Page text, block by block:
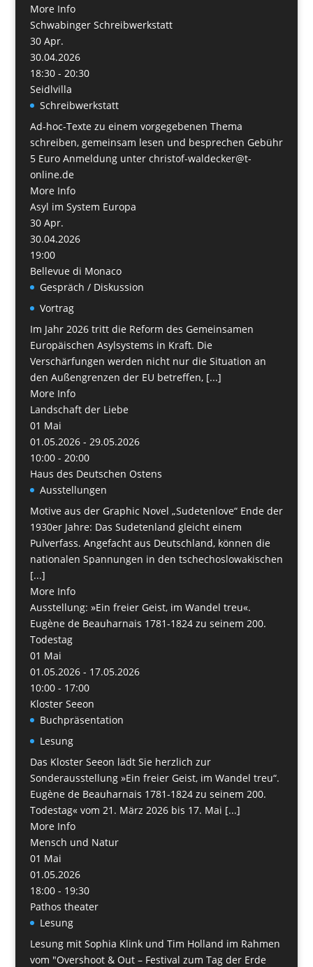
More Info
Schwabinger Schreibwerkstatt
30 Apr.
30.04.2026
18:30 - 20:30
Seidlvilla
Schreibwerkstatt
Ad-hoc-Texte zu einem vorgegebenen Thema
schreiben, gemeinsam lesen und besprechen Gebühr
5 Euro Anmeldung unter christof-waldecker@t-
online.de
More Info
Asyl im System Europa
30 Apr.
30.04.2026
19:00
Bellevue di Monaco
Gespräch / Diskussion
Vortrag
Im Jahr 2026 tritt die Reform des Gemeinsamen
Europäischen Asylsystems in Kraft. Die
Verschärfungen werden nicht nur die Situation an
den Außengrenzen der EU betreffen, [...]
More Info
Landschaft der Liebe
01 Mai
01.05.2026 - 29.05.2026
10:00 - 20:00
Haus des Deutschen Ostens
Ausstellungen
Motive aus der Graphic Novel „Sudetenlove“ Ende der
1930er Jahre: Das Sudetenland gleicht einem
Pulverfass. Angefacht aus Deutschland, können die
nationalen Spannungen in den tschechoslowakischen
[...]
More Info
Ausstellung: »Ein freier Geist, im Wandel treu«.
Eugène de Beauharnais 1781-1824 zu seinem 200.
Todestag
01 Mai
01.05.2026 - 17.05.2026
10:00 - 17:00
Kloster Seeon
Buchpräsentation
Lesung
Das Kloster Seeon lädt Sie herzlich zur
Sonderausstellung »Ein freier Geist, im Wandel treu“.
Eugène de Beauharnais 1781-1824 zu seinem 200.
Todestag« vom 21. März 2026 bis 17. Mai [...]
More Info
Mensch und Natur
01 Mai
01.05.2026
18:00 - 19:30
Pathos theater
Lesung
Lesung mit Sophia Klink und Tim Holland im Rahmen
vom "Overshoot & Out – Festival zum Tag der Erde